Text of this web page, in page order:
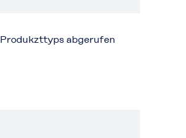
abgerufen